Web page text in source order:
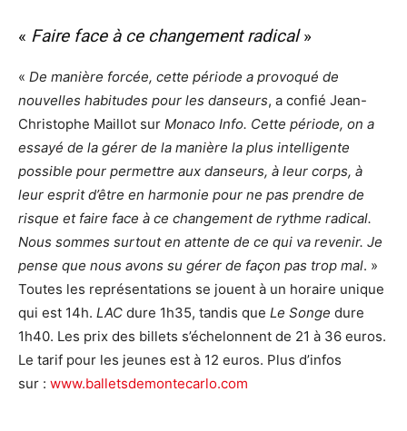
« Faire face à ce changement radical»
« De manière forcée, cette période a provoqué de
nouvelles habitudes pour les danseurs, a confié Jean-
Christophe Maillot sur Monaco Info. Cette période, on a
essayé de la gérer de la manière la plus intelligente
possible pour permettre aux danseurs, à leur corps, à
leur esprit d’être en harmonie pour ne pas prendre de
risque et faire face à ce changement de rythme radical.
Nous sommes surtout en attente de ce qui va revenir. Je
pense que nous avons su gérer de façon pas trop mal. »
Toutes les représentations se jouent à un horaire unique
qui est 14h. LAC dure 1h35, tandis que Le Songe dure
1h40. Les prix des billets s’échelonnent de 21 à 36 euros.
Le tarif pour les jeunes est à 12 euros. Plus d’infos
sur : www.balletsdemontecarlo.com